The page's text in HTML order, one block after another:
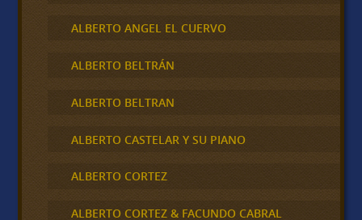
ALBERTO ANGEL EL CUERVO
ALBERTO BELTRÁN
ALBERTO BELTRAN
ALBERTO CASTELAR Y SU PIANO
ALBERTO CORTEZ
ALBERTO CORTEZ & FACUNDO CABRAL